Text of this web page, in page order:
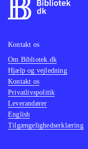
Kontakt os
Om Bibliotek.dk
Hjælp og vejledning
Kontakt os
Privatlivspolitik
Leverandører
English
Tilgængelighedserklæring